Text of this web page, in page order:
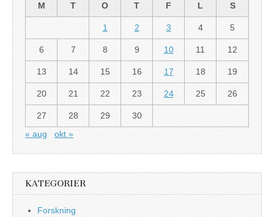
M
T O T F L S
1 2 3 4 5
6 7 8 9 10 11 12
13 14 15 16 17 18 19
20 21 22 23 24 25 26
27 28 29
30
« aug
okt »
KATEGORIER
Forskning